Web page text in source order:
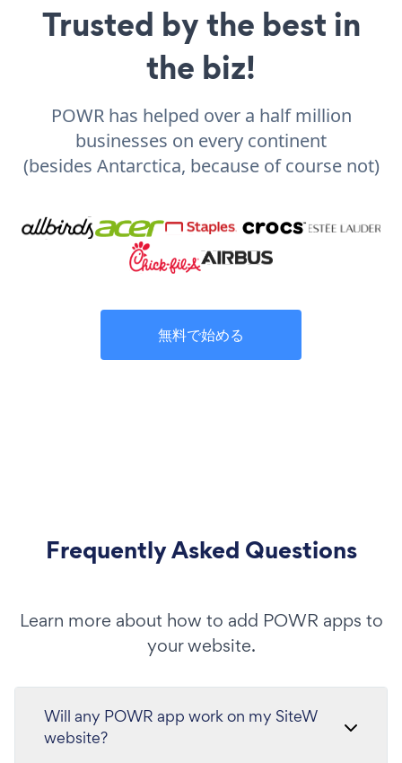
Trusted by the best in
the biz!
POWR has helped over a half million
businesses on every continent
(besides Antarctica, because of course not)
無料で始める
Frequently Asked Questions
Learn more about how to add POWR apps to
your website.
Will any POWR app work on my SiteW
website?